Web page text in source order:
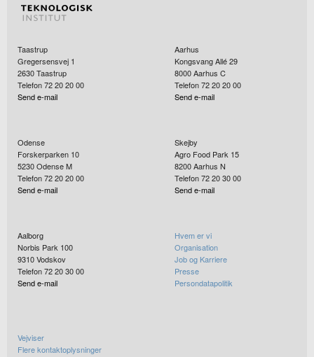
Taastrup
Gregersensvej 1
2630Taastrup
Telefon 72 20 20 00
Send e-mail
Aarhus
Kongsvang Allé 29
8000Aarhus C
Telefon 72 20 20 00
Send e-mail
Odense
Forskerparken 10
5230Odense M
Telefon 72 20 20 00
Send e-mail
Skejby
Agro Food Park 15
8200Aarhus N
Telefon 72 20 30 00
Send e-mail
Aalborg
Norbis Park 100
9310Vodskov
Telefon 72 20 30 00
Send e-mail
Hvem er vi
Organisation
Job og Karriere
Presse
Persondatapolitik
Vejviser
Flere kontaktoplysninger